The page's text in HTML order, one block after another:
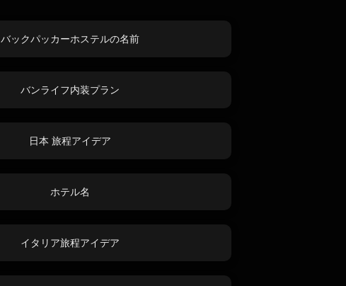
バックパッカーホステルの名前
バンライフ内装プラン
日本 旅程アイデア
ホテル名
イタリア旅程アイデア